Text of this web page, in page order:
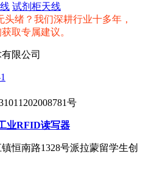
试剂柜天线
绪？我们深耕行业十多年，
取专属建议。
限公司
号
业RFID读写器
恒南路1328号派拉蒙留学生创